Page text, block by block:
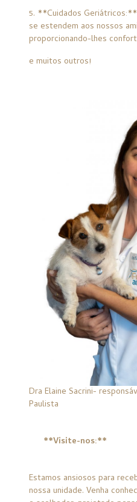
5. **Cuidados
se estendem aos nossos
proporcionando-lhes
e muitos outros!
Dra Elaine Sacrini-
Paulista
**Visite-nos:**
Estamos ansiosos para
nossa unidade. Venha